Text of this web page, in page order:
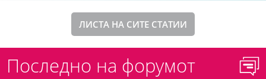
ЛИСТА НА СИТЕ СТАТИИ
Последно на форумот